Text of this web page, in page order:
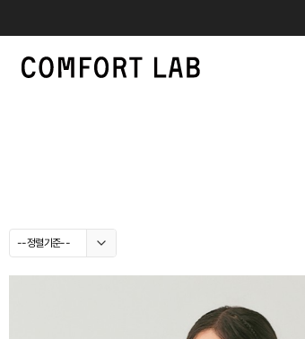
--정렬기준--